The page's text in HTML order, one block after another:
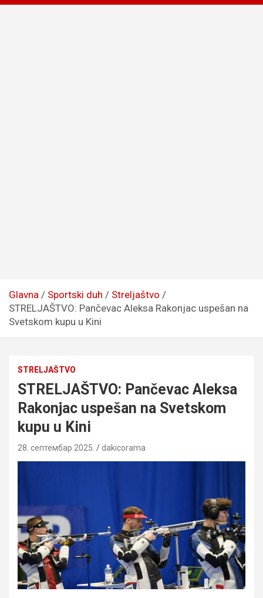
Glavna Sportski duh
Streljaštvo
STRELJAŠTVO: Pančevac Aleksa Rakonjac uspešan na
Svetskom kupu u Kini
STRELJAŠTVO
STRELJAŠTVO: Pančevac Aleksa
Rakonjac uspešan na Svetskom
kupu u Kini
28. септембар 2025. dakicorama